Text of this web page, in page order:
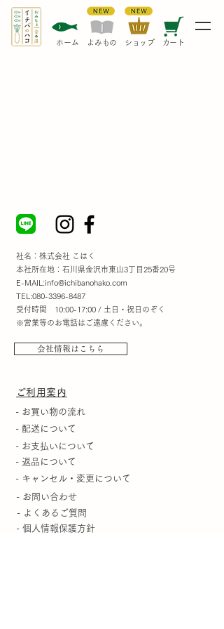
​ホーム ​よみもの ​ショップ カート
社名：株式会社 こはく
本社所在地：石川県金沢市東山3丁目25番20号
E-MAIL:info@ichibanohako.com
TEL:080-3396-8487
受付時間 10:00-17:00 / 土日・祝日のぞく
※営業等のお電話はご遠慮ください。
会社情報はこちら
​ご利用案内
- お買い物の流れ
- 配送について
- お支払いについて
- 返品について
- キャンセル・変更について
- お問い合わせ
- よくあるご質問
- 個人情報保護方針